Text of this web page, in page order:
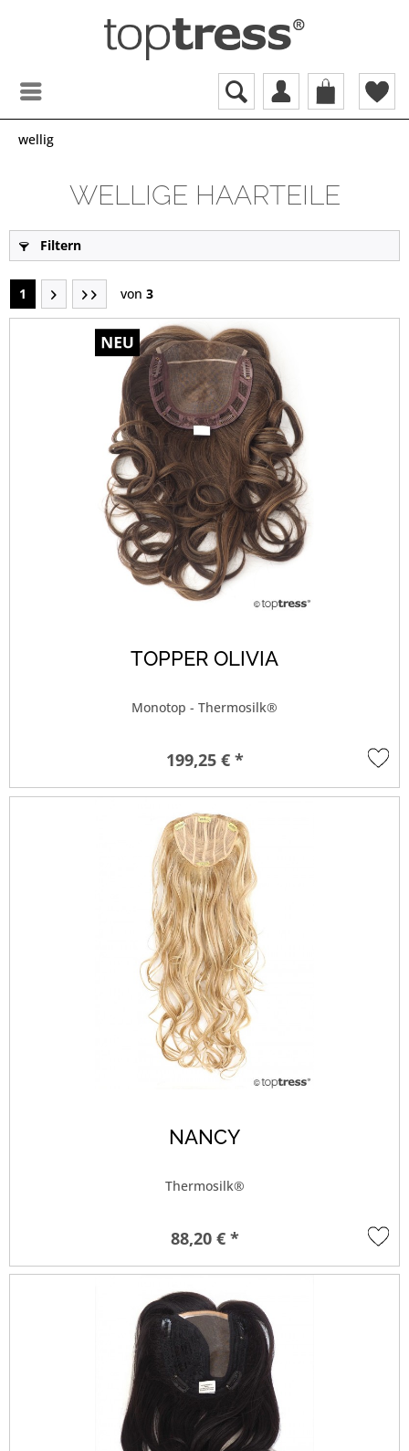
wellig
WELLIGE HAARTEILE
Filtern
1 von 3
TOPPER OLIVIA
Monotop - Thermosilk®
199,25 € *
NANCY
Thermosilk®
88,20 € *